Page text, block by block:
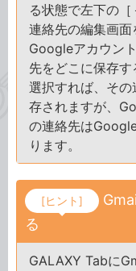
る状態で左下の
連絡先の編集画
Googleアカウン
先をどこに保存
選択すれば、そ
存されますが、
の連絡先は
ります。
[ヒント]
る
GALAXY Tabに